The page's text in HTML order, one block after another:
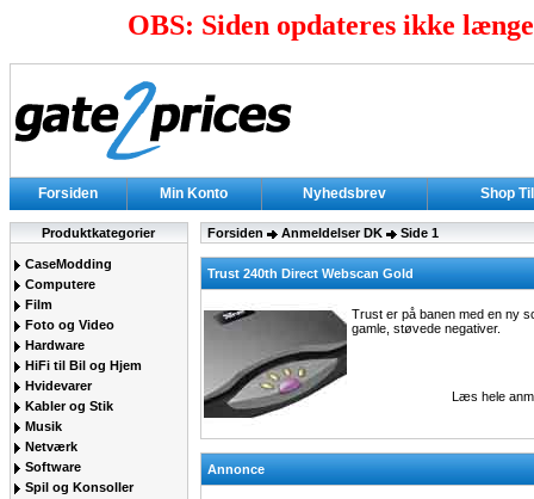
OBS: Siden opdateres ikke
Forsiden Min Konto Nyhedsbrev Shop
Produktkategorier
CaseModding
Computere
Film
Foto og Video
Hardware
HiFi til Bil og Hjem
Hvidevarer
Kabler og Stik
Musik
Netværk
Software
Spil og Konsoller
Forsiden Anmeldelser DK Side 1
Trust 240th Direct Webscan Gold
Trust er på banen med en ny
gamle, støvede negativer.
Læs hele
Annonce